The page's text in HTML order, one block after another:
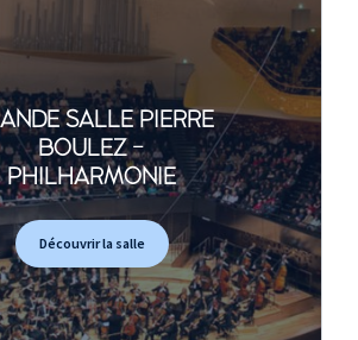
SALLE PIERRE
BOULEZ -
PHILHARMONIE
Découvrir la salle